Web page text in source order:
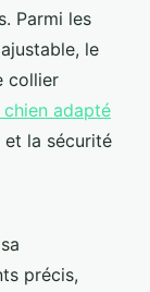
Parmi les
le
collier
adapté
la sécurité
précis,